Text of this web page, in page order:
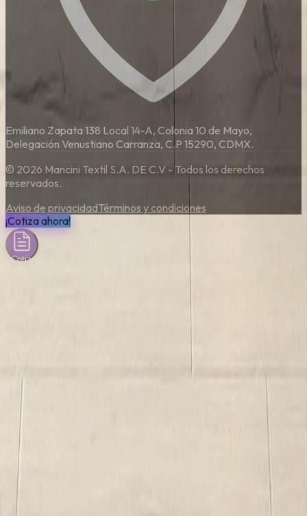
Emiliano Zapata 138 Local 14-A, Colonia 10 de Mayo,
Delegación Venustiano Carranza, C.P 15290, CDMX.
© 2026 Mancini Textil S.A. DE C.V - Todos los derechos
reservados.
Aviso de privacidadTérminos y condiciones
¡Cotiza ahora!
Cotización